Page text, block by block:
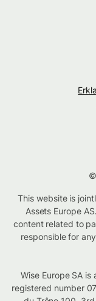
©
This website is
Assets Europe
content related to
responsible for
Wise Europe SA
registered number